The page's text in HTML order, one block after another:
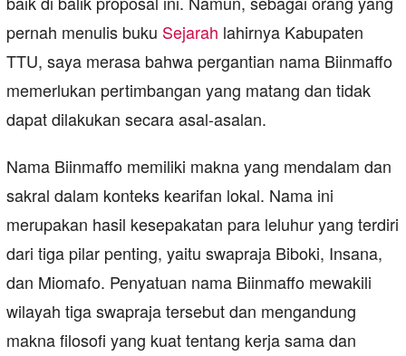
pernah menulis buku Sejarah lahirnya Kabupaten
TTU, saya merasa bahwa pergantian nama Biinmaffo
memerlukan pertimbangan yang matang dan tidak
dapat dilakukan secara asal-asalan.
Nama Biinmaffo memiliki makna yang mendalam dan
sakral dalam konteks kearifan lokal. Nama ini
merupakan hasil kesepakatan para leluhur yang terdiri
dari tiga pilar penting, yaitu swapraja Biboki, Insana,
dan Miomafo. Penyatuan nama Biinmaffo mewakili
wilayah tiga swapraja tersebut dan mengandung
makna filosofi yang kuat tentang kerja sama dan